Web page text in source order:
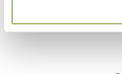
Belevenisprogramma